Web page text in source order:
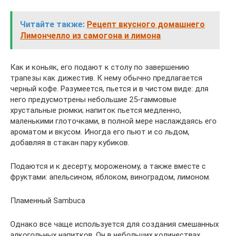
Читайте также: Рецепт вкусного домашнего
Лимончелло из самогона и лимона
Как и коньяк, его подают к столу по завершению
трапезы как дижестив. К нему обычно предлагается
черный кофе. Разумеется, пьется и в чистом виде: для
него предусмотрены небольшие 25-гаммовые
хрустальные рюмки; напиток пьется медленно,
маленькими глоточками, в полной мере наслаждаясь его
ароматом и вкусом. Иногда его пьют и со льдом,
добавляя в стакан пару кубиков.
Подаются и к десерту, мороженому, а также вместе с
фруктами: апельсином, яблоком, виноградом, лимоном.
Пламенный Sambuca
Однако все чаще используется для создания смешанных